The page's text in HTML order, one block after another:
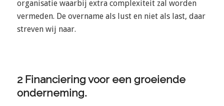
organisatie waarbij extra complexiteit zal worden
vermeden. De overname als lust en niet als last, daar
streven wij naar.
2 Financiering voor een groeiende
onderneming.